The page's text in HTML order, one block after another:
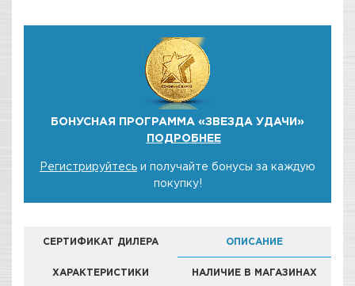
БОНУСНАЯ ПРОГРАММА «ЗВЕЗДА УДАЧИ»
ПОДРОБНЕЕ
Регистрируйтесь и получайте бонусы за каждую
покупку!
СЕРТИФИКАТ ДИЛЕРА ОПИСАНИЕ
ХАРАКТЕРИСТИКИ НАЛИЧИЕ В МАГАЗИНАХ